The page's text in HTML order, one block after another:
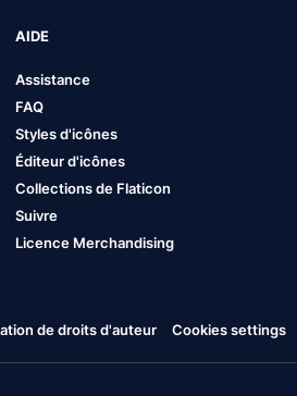
AIDE
Assistance
FAQ
Styles d'icônes
Éditeur d'icônes
Collections de Flaticon
Suivre
Licence Merchandising
de droits d'auteur Cookies settings